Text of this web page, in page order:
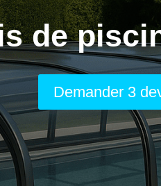
de
Demander 3